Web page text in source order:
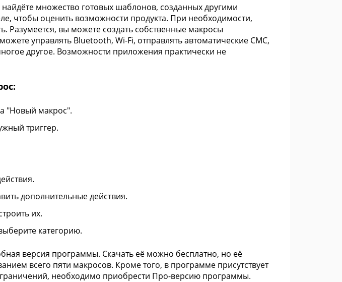
множество готовых шаблонов, созданных другими
чтобы оценить возможности продукта. При необходимости,
Разумеется, вы можете создать собственные макросы
управлять Bluetooth, Wi-Fi, отправлять автоматические СМС,
другое. Возможности приложения практически не
"Новый макрос".
триггер.
дополнительные действия.
их.
категорию.
версия программы. Скачать её можно бесплатно, но её
всего пяти макросов. Кроме того, в программе присутствует
необходимо приобрести Про-версию программы.